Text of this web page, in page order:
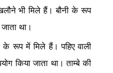
भी मिले हैं। बौनी के रूप
था।
रूप में मिले हैं। पहिए वाली
किया जाता था। ताम्बे की